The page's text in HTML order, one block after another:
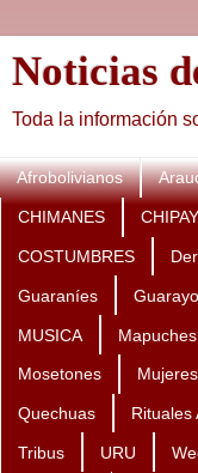
Noticias
Toda la información
Afrobolivianos
CHIMANES
COSTUMBRES
Guaraníes
MUSICA Mapuches
Mosetones Mujeres
Quechuas Rituales
Tribus URU